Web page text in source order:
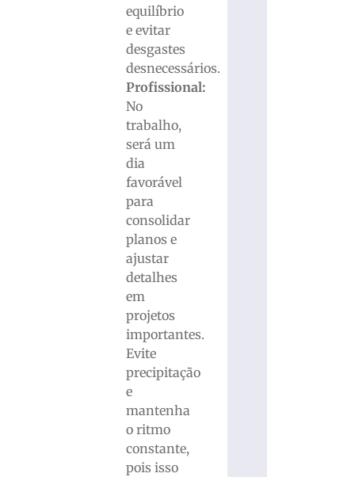
equilíbrio
e evitar
desgastes
desnecessários.
Profissional:
No
trabalho,
será um
dia
favorável
para
consolidar
planos e
ajustar
detalhes
em
projetos
importantes.
Evite
precipitação
e
mantenha
o ritmo
constante,
pois isso